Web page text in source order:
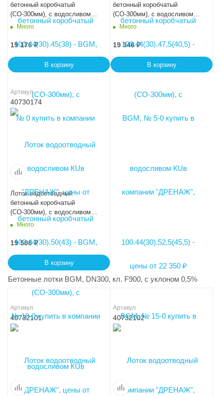
бетонный коробчатый
(СО-300мм), с водосливом
КUв 100.44(30).50(43) - BGМ,
Много
19 176₽
В корзину
бетонный коробчатый
(СО-300мм), с водосливом
КUв 100.44(30).52,5(45,5) -
Много
19 346₽
В корзину
Артикул
40730174
Лоток водоотводный
бетонный коробчатый
(СО-300мм), с водосливом
КUв 100.44(30).55(48) - BGМ,
Много
19 508₽
В корзину
Бетонные лотки BGM, DN300, кл. F900, с уклоном 0,5%
Артикул
40732101
Артикул
40732102